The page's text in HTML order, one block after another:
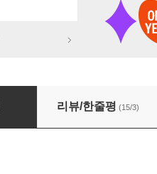
리뷰/한줄평 (15/3)